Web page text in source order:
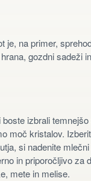
je, na primer,
gozdni sadeži
izbrali
moč kristalov.
si nadenite
in priporočljivo za
mete in melise.